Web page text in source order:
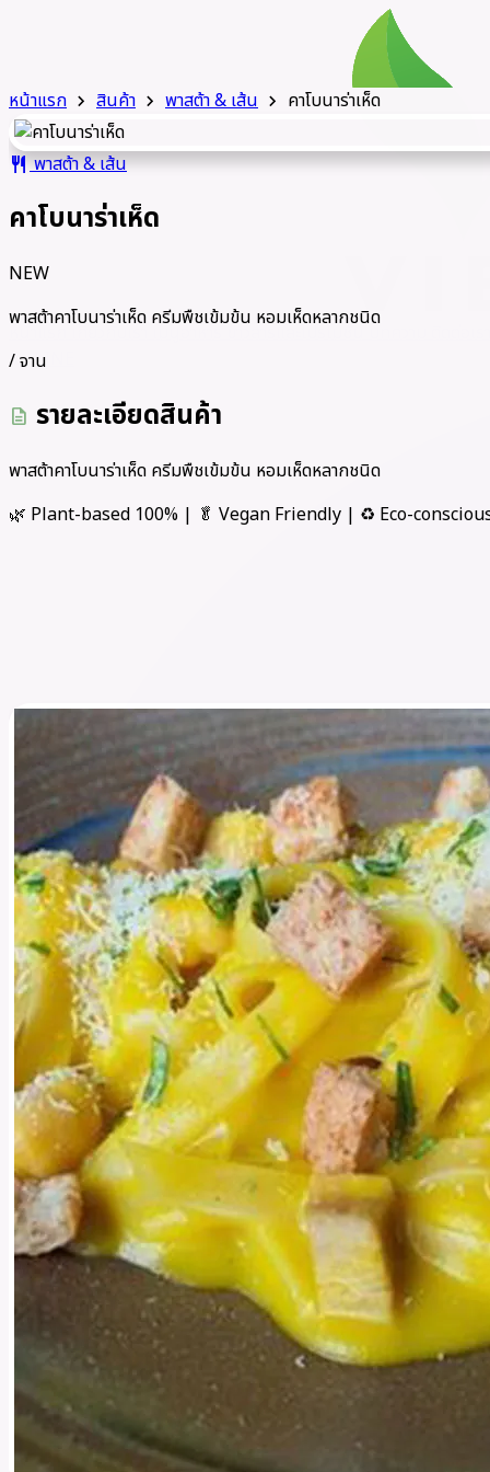
callLINE
หน้าแรก chevron_right สินค้า chevron_right พาสต้า & เส้น chevron_right คาโบนาร่าเห็ด
restaurantพาสต้า & เส้น
คาโบนาร่าเห็ด
NEW
พาสต้าคาโบนาร่าเห็ด ครีมพืชเข้มข้น หอมเห็ดหลากชนิด
/ จาน
description รายละเอียดสินค้า
พาสต้าคาโบนาร่าเห็ด ครีมพืชเข้มข้น หอมเห็ดหลากชนิด
🌿 Plant-based 100% | 🥬 Vegan Friendly | ♻️ Eco-